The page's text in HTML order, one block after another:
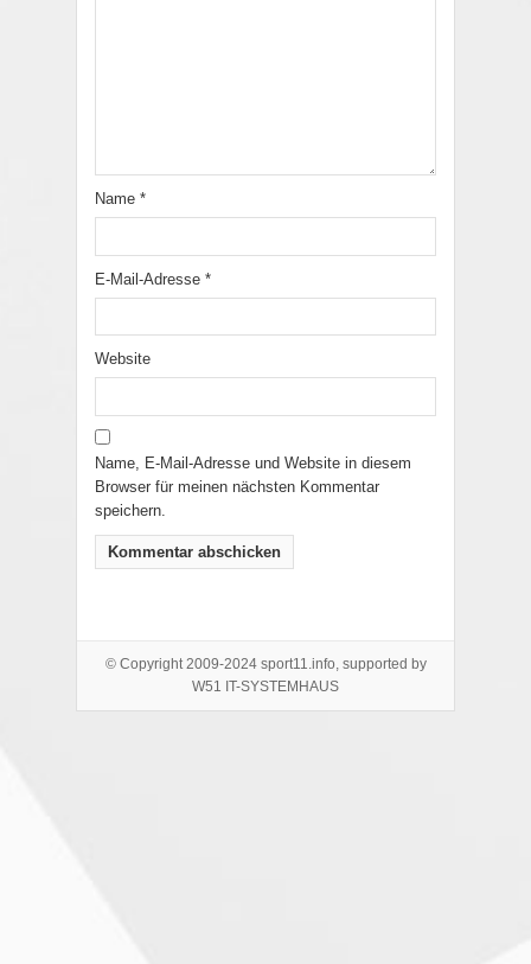
Name *
E-Mail-Adresse *
Website
Name, E-Mail-Adresse und Website in diesem
Browser für meinen nächsten Kommentar
speichern.
© Copyright 2009-2024 sport11.info, supported by
W51 IT-SYSTEMHAUS